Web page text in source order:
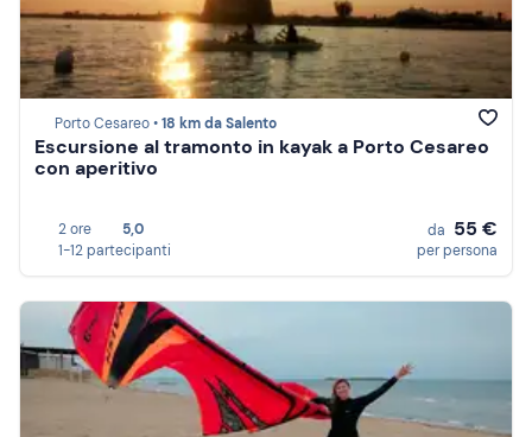
Porto Cesareo •18 km da Salento
Escursione al tramonto in kayak a Porto Cesareo
con aperitivo
2 ore
5,0
1-12 partecipanti
da 55 €
per persona